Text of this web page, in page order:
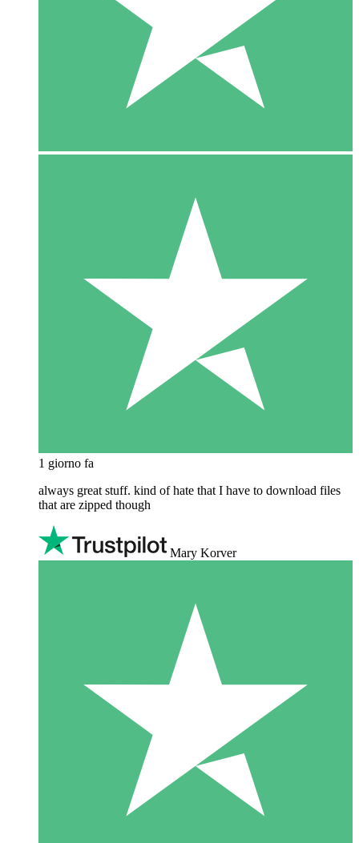
1 giorno fa
always great stuff. kind of hate that I have to download files
that are zipped though
Mary Korver